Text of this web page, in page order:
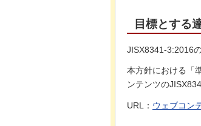
目標とする
JISX8341-3:2016
本方針における「
ンテンツの
URL： ウェブコン